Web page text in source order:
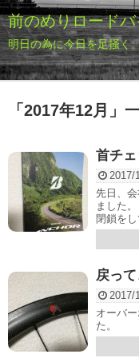
前のめりロード
明日の為に今日を足掻く
「 2017年12月 」
首チェ
2017/
先日、
ました
閉鎖を
戻って
2017/
オーバ
た。